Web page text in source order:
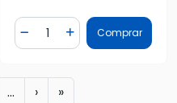
Diminuir Quantidade
Quantidade
AdicionarComprar
... › »